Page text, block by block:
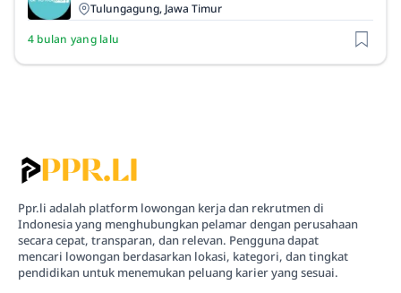
Tulungagung, Jawa Timur
4 bulan yang lalu
Ppr.li adalah platform lowongan kerja dan rekrutmen di
Indonesia yang menghubungkan pelamar dengan perusahaan
secara cepat, transparan, dan relevan. Pengguna dapat
mencari lowongan berdasarkan lokasi, kategori, dan tingkat
pendidikan untuk menemukan peluang karier yang sesuai.